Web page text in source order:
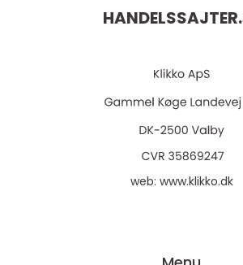
HANDELSSAJTER.
web: www.klikko.dk